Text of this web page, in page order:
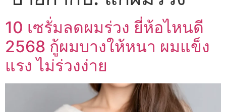
10 เซรั่มลดผมร่วง ยี่ห้อไหนดี
2568 กู้ผมบางให้หนา ผมแข็ง
แรง ไม่ร่วงง่าย